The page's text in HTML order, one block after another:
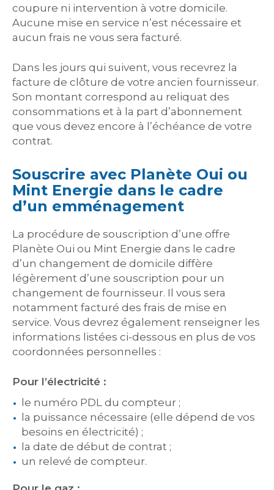
coupure ni intervention à votre domicile.
Aucune mise en service n’est nécessaire et
aucun frais ne vous sera facturé.
Dans les jours qui suivent, vous recevrez la
facture de clôture de votre ancien fournisseur.
Son montant correspond au reliquat des
consommations et à la part d’abonnement
que vous devez encore à l’échéance de votre
contrat.
Souscrire avec Planète Oui ou
Mint Energie dans le cadre
d’un emménagement
La procédure de souscription d’une offre
Planète Oui ou Mint Energie dans le cadre
d’un changement de domicile diffère
légèrement d’une souscription pour un
changement de fournisseur. Il vous sera
notamment facturé des frais de mise en
service. Vous devrez également renseigner les
informations listées ci-dessous en plus de vos
coordonnées personnelles :
Pour l’électricité :
le numéro PDL du compteur ;
la puissance nécessaire (elle dépend de vos
besoins en électricité) ;
la date de début de contrat ;
un relevé de compteur.